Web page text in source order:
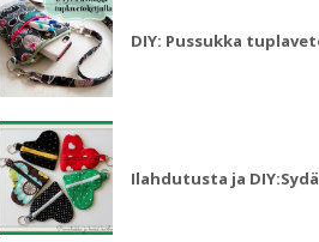
DIY: Pussukka
Ilahdutusta ja